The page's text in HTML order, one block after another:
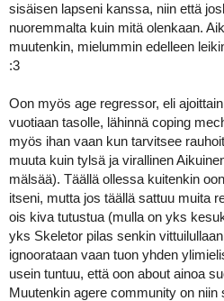
sisäisen lapseni kanssa, niin että
nuoremmalta kuin mitä olenkaan.
muutenkin, mielummin edelleen
:3
Oon myös age regressor, eli
vuotiaan tasolle, lähinnä coping
myös ihan vaan kun tarvitsee
muuta kuin tylsä ja virallinen
mälsää). Täällä ollessa kuitenkin
itseni, mutta jos täällä sattuu muita
ois kiva tutustua (mulla on yks
yks Skeletor pilas senkin
ignoorataan vaan tuon yhden
usein tuntuu, että oon about ainoa
Muutenkin agere community on niin